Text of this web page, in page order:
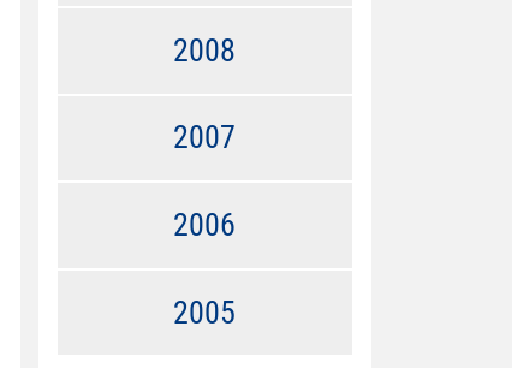
2008
2007
2006
2005